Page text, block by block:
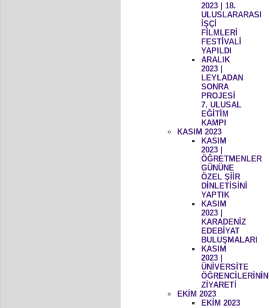
2023 | 18.
ULUSLARARASI
İŞÇİ
FİLMLERİ
FESTİVALİ
YAPILDI
ARALIK
2023 |
LEYLADAN
SONRA
PROJESİ
7. ULUSAL
EĞİTİM
KAMPI
KASIM 2023
KASIM
2023 |
ÖĞRETMENLER
GÜNÜNE
ÖZEL ŞİİR
DİNLETİSİNİ
YAPTIK
KASIM
2023 |
KARADENİZ
EDEBİYAT
BULUŞMALARI
KASIM
2023 |
ÜNİVERSİTE
ÖĞRENCİLERİNİN
ZİYARETİ
EKİM 2023
EKİM 2023